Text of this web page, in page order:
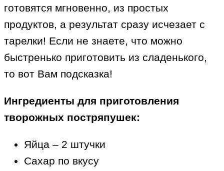
готовятся мгновенно, из простых
продуктов, а результат сразу исчезает с
тарелки! Если не знаете, что можно
быстренько приготовить из сладенького,
то вот Вам подсказка!
Ингредиенты для приготовления
творожных постряпушек:
Яйца – 2 штучки
Сахар по вкусу